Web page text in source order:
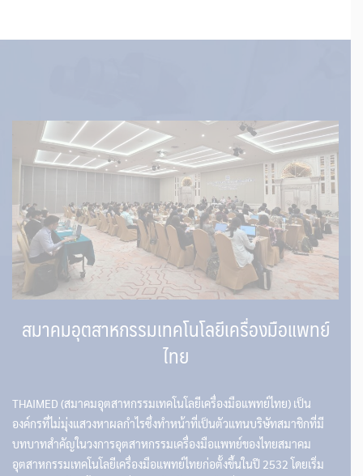
สมาคมอุตสาหกรรมเทคโนโลยีเครื่องมือแพทย์
ไทย
THAIMED (สมาคมอุตสาหกรรมเทคโนโลยีเครื่องมือแพทย์ไทย) เป็น
องค์กรที่ไม่มุ่งแสวงหาผลกำไรซึ่งทำหน้าที่เป็นตัวแทนบริษัทสมาชิกที่มี
บทบาทสำคัญในวงการอุตสาหกรรมเครื่องมือแพทย์ของไทยสมาคม
อุตสาหกรรมเทคโนโลยีเครื่องมือแพทย์ไทยก่อตั้งขึ้นในปี 2532 โดยเริ่ม